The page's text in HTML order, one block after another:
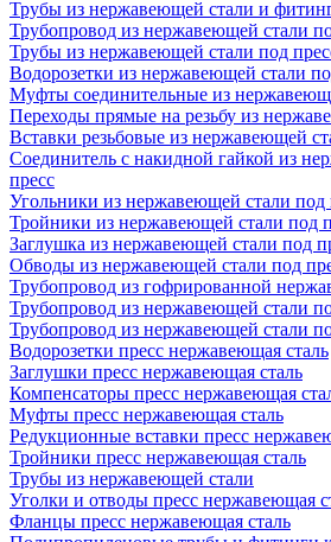
Трубы из нержавеющей стали и
Трубопровод из нержавеющей стали
Трубы из нержавеющей стали под
Водорозетки из нержавеющей стали
Муфты соединительные из
Переходы прямые на резьбу из
Вставки резьбовые из нержавеющей
Соединитель с накидной гайкой из
пресс
Угольники из нержавеющей стали под
Тройники из нержавеющей стали под
Заглушка из нержавеющей стали под
Обводы из нержавеющей стали под
Трубопровод из гофрированной
Трубопровод из нержавеющей стали
Трубопровод из нержавеющей стали
Водорозетки пресс нержавеющая сталь
Заглушки пресс нержавеющая сталь
Компенсаторы пресс нержавеющая
Муфты пресс нержавеющая сталь
Редукционные вставки пресс
Тройники пресс нержавеющая сталь
Трубы из нержавеющей стали
Уголки и отводы пресс нержавеющая
Фланцы пресс нержавеющая сталь